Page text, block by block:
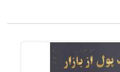
“مغز بدوی”
و منطقی) می‌دانند، اَش
استعاره‌ای آموزشی